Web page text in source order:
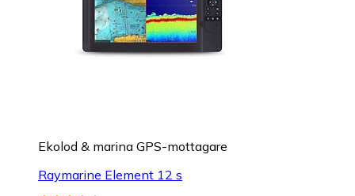
Ekolod & marina GPS-mottagare
Raymarine Element 12 s